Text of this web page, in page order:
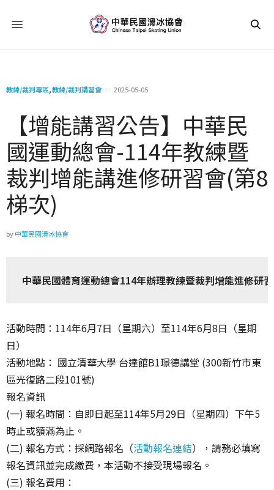
教練/裁判專區,教練/裁判講習會 2025-05-05
【增能講習公告】中華民
國運動總會-114年教練暨
裁判增能講進修研習會(第8
梯次)
by中華民國滑冰協會
中華民國體育運動總會114年辦理教練暨裁判增能進修研
活動時間：114年6月7日（星期六）至114年6月8日（星期
日）
活動地點： 國立清華大學 台達館B1璟德講堂 (300新竹市東
區光復路二段101號)
報名資訊
(一) 報名時間：自即日起至114年5月29日（星期四）下午5
時止或額滿為止。
(二) 報名方式：採網路報名（活動報名連結），請務必填寫
報名資訊並完成繳費，本活動不接受現場報名。
(三) 報名費用：